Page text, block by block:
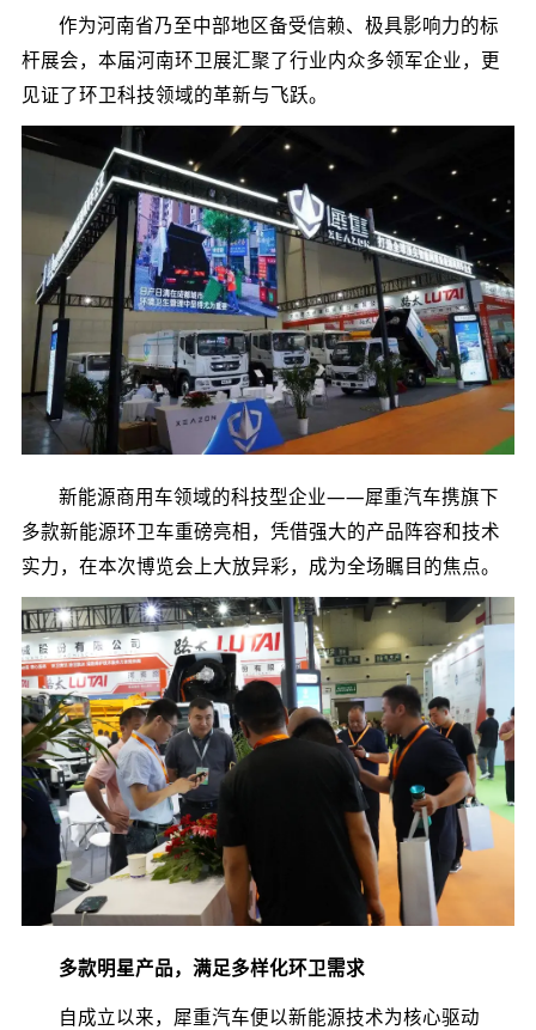
作为河南省乃至中部地区备受信赖、极具影响力的标
杆展会，本届河南环卫展汇聚了行业内众多领军企业，更
见证了环卫科技领域的革新与飞跃。
新能源商用车领域的科技型企业——犀重汽车携旗下
多款新能源环卫车重磅亮相，凭借强大的产品阵容和技术
实力，在本次博览会上大放异彩，成为全场瞩目的焦点。
多款明星产品，满足多样化环卫需求
自成立以来，犀重汽车便以新能源技术为核心驱动